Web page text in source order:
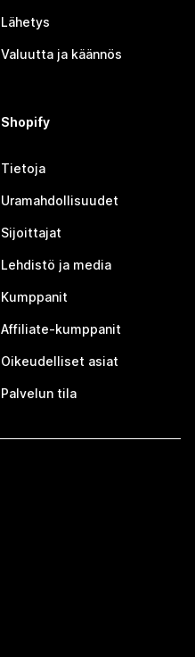
Lähetys
Valuutta ja käännös
Shopify
Tietoja
Uramahdollisuudet
Sijoittajat
Lehdistö ja media
Kumppanit
Affiliate-kumppanit
Oikeudelliset asiat
Palvelun tila